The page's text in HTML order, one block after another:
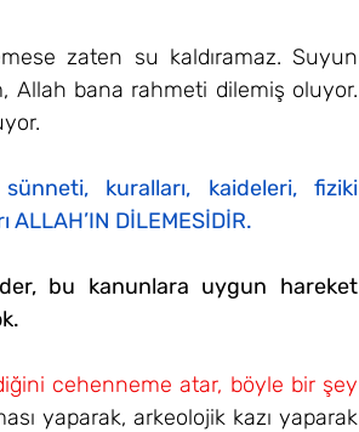
zaten su kaldıramaz. Suyun
Allah bana rahmeti dilemiş oluyor.
sünneti, kuralları, kaideleri, fiziki
DİLEMESİDİR.
bu kanunlara uygun hareket
cehenneme atar, böyle bir şey
yaparak, arkeolojik kazı yaparak